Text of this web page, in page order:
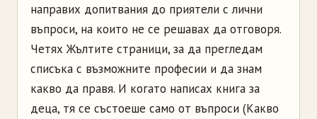
направих допитвания до приятели с лични
въпроси, на които не се решавах да отговоря.
Четях Жълтите страници, за да прегледам
списъка с възможните професии и да знам
какво да правя. И когато написах книга за
деца, тя се състоеше само от въпроси (Какво